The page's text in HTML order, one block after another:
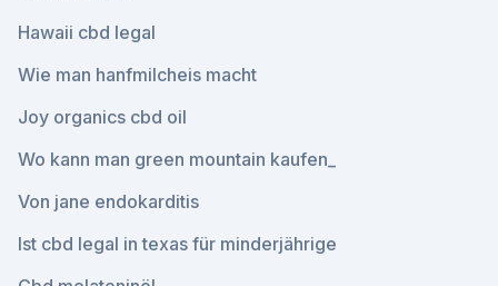
Hawaii cbd legal
Wie man hanfmilcheis macht
Joy organics cbd oil
Wo kann man green mountain kaufen_
Von jane endokarditis
Ist cbd legal in texas für minderjährige